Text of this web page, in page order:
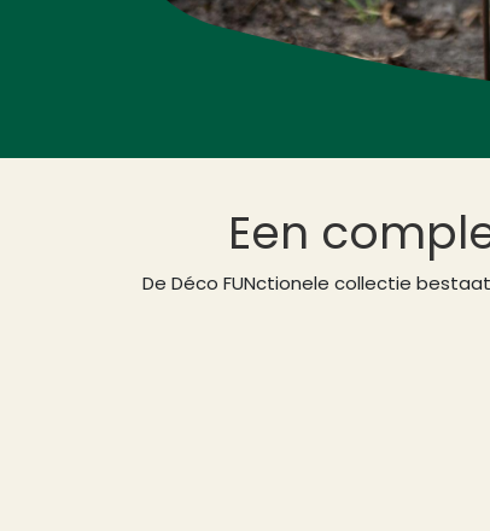
Een
De Déco FUNctionele collectie